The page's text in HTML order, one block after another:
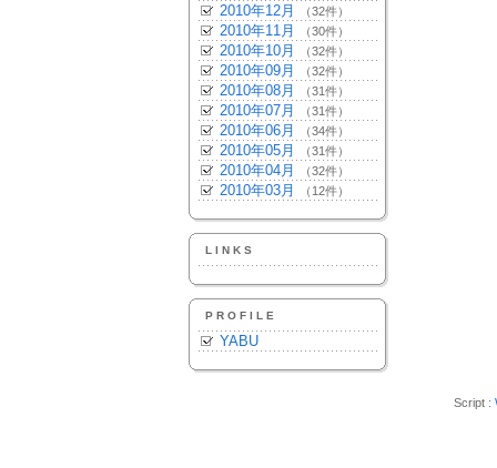
2010年12月 （32件）
2010年11月 （30件）
2010年10月 （32件）
2010年09月 （32件）
2010年08月 （31件）
2010年07月 （31件）
2010年06月 （34件）
2010年05月 （31件）
2010年04月 （32件）
2010年03月 （12件）
LINKS
PROFILE
YABU
Script :